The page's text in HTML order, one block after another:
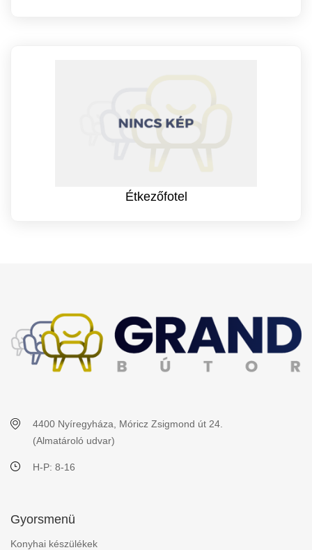
Étkezőfotel
4400 Nyíregyháza, Móricz Zsigmond út 24.
(Almatároló udvar)
H-P: 8-16
Gyorsmenü
Konyhai készülékek